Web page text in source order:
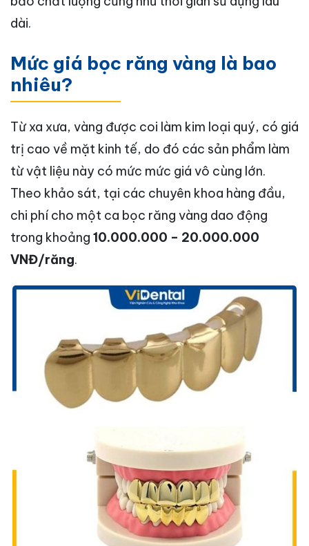
dài.
Mức giá bọc răng vàng là bao
nhiêu?
Từ xa xưa, vàng được coi làm kim loại quý, có giá
trị cao về mặt kinh tế, do đó các sản phẩm làm
từ vật liệu này có mức mức giá vô cùng lớn.
Theo khảo sát, tại các chuyên khoa hàng đầu,
chi phí cho một ca bọc răng vàng dao động
trong khoảng 10.000.000 – 20.000.000
VNĐ/răng.